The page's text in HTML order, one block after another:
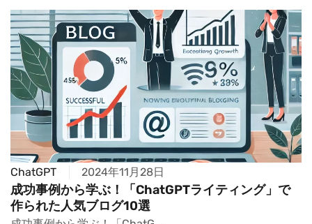
ChatGPT 2024年11月28日
成功事例から学ぶ！「ChatGPTライティング」で
作られた人気ブログ10選